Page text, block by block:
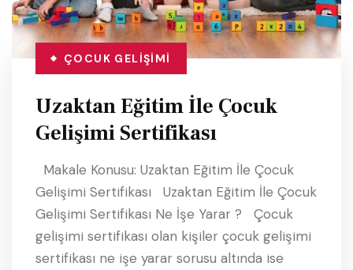
ÇOCUK GELIŞIMI
Uzaktan Eğitim İle Çocuk
Gelişimi Sertifikası
Makale Konusu: Uzaktan Eğitim İle Çocuk
Gelişimi Sertifikası Uzaktan Eğitim İle Çocuk
Gelişimi Sertifikası Ne İşe Yarar ? Çocuk
gelişimi sertifikası olan kişiler çocuk gelişimi
sertifikası ne işe yarar sorusu altında ise